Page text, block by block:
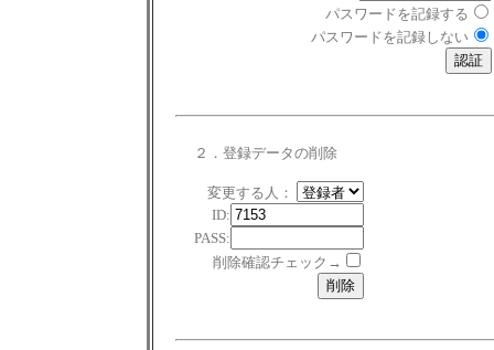
パスワードを記録する
パスワードを記録しない
２．登録データの削除
変更する人：
ID:
PASS:
削除確認チェック→